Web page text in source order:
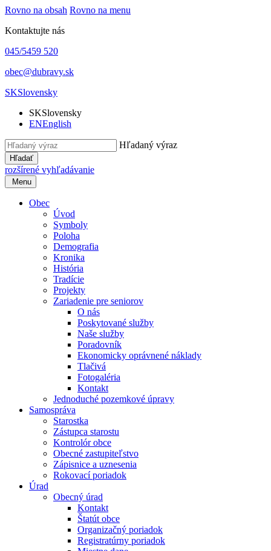
Rovno na obsah Rovno na menu
Kontaktujte nás
045/5459 520
obec@dubravy.sk
SKSlovensky
SKSlovensky
ENEnglish
Hľadaný výraz
Hľadať
rozšírené vyhľadávanie
Menu
Obec
Úvod
Symboly
Poloha
Demografia
Kronika
História
Tradície
Projekty
Zariadenie pre seniorov
O nás
Poskytované služby
Naše služby
Poradovník
Ekonomicky oprávnené náklady
Tlačivá
Fotogaléria
Kontakt
Jednoduché pozemkové úpravy
Samospráva
Starostka
Zástupca starostu
Kontrolór obce
Obecné zastupiteľstvo
Zápisnice a uznesenia
Rokovací poriadok
Úrad
Obecný úrad
Kontakt
Štatút obce
Organizačný poriadok
Registratúrny poriadok